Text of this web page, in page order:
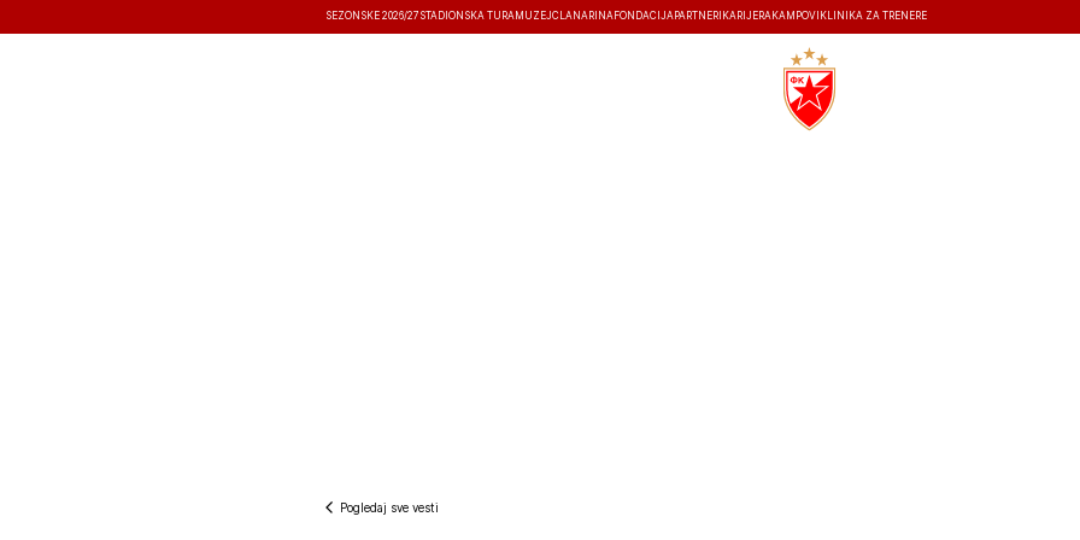
SEZONSKE 2026/27 STADIONSKA TURA MUZEJČLANARINA FONDACIJA PARTNERI KARIJERA KAMPOVI KLINIKA ZA TRENERE
Pogledaj sve vesti